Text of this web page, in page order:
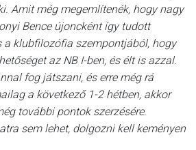
Amit még megemlítenék, hogy nagy
Bence újoncként így tudott
a klubfilozófia szempontjából, hogy
az NB I-ben, és élt is azzal.
fog játszani, és erre még rá
a következő 1-2 hétben, akkor
további pontok szerzésére.
sem lehet, dolgozni kell keményen